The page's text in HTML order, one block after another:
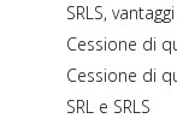
SRLS,
Cessione di
Cessione di
SRL e SRLS